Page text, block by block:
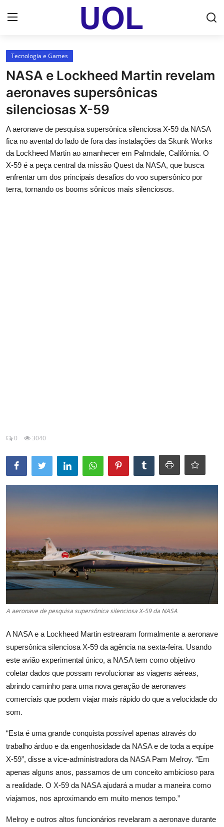
Login
Home
UOL Email Entrar
UOL ADS
Uol pt Bate Papo Gratis
Mundo
Economia
Tecnologia e Games
NASA e Lockheed Martin revelam
aeronaves supersônicas
silenciosas X-59
A aeronave de pesquisa supersônica silenciosa X-59 da NASA
fica no avental do lado de fora das instalações da Skunk Works
da Lockheed Martin ao amanhecer em Palmdale, Califórnia. O
X-59 é a peça central da missão Quest da NASA, que busca
enfrentar um dos principais desafios do voo supersônico por
terra, tornando os booms sônicos mais silenciosos.
0 3040
A aeronave de pesquisa supersônica silenciosa X-59 da NASA
A NASA e a Lockheed Martin estrearam formalmente a aeronave
supersônica silenciosa X-59 da agência na sexta-feira. Usando
este avião experimental único, a NASA tem como objetivo
coletar dados que possam revolucionar as viagens aéreas,
abrindo caminho para uma nova geração de aeronaves
comerciais que podem viajar mais rápido do que a velocidade do
som.
“Esta é uma grande conquista possível apenas através do
trabalho árduo e da engenhosidade da NASA e de toda a equipe
X-59”, disse a vice-administradora da NASA Pam Melroy. “Em
apenas alguns anos, passamos de um conceito ambicioso para
a realidade. O X-59 da NASA ajudará a mudar a maneira como
viajamos, nos aproximando em muito menos tempo.”
Melroy e outros altos funcionários revelaram a aeronave durante